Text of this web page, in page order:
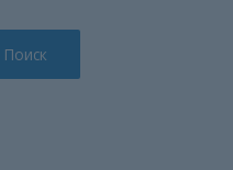
Поиск